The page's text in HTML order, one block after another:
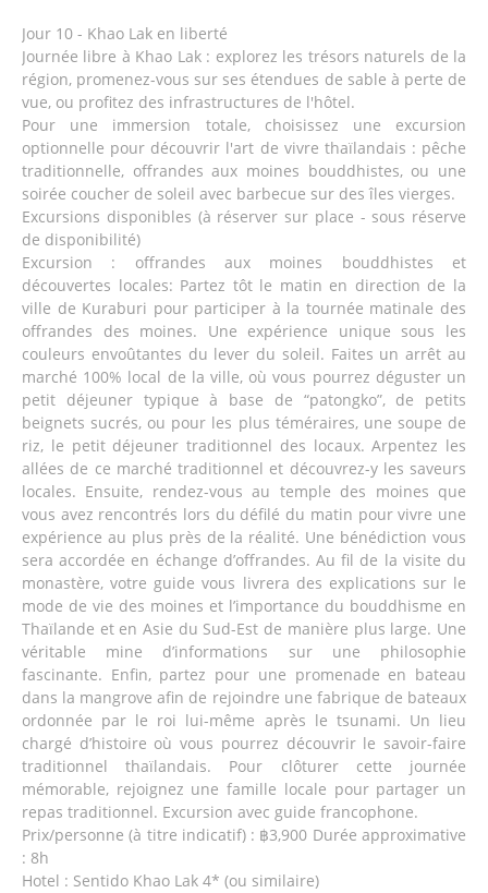
Jour 10 - Khao Lak en liberté
Journée libre à Khao Lak : explorez les trésors naturels de la
région, promenez-vous sur ses étendues de sable à perte de
vue, ou profitez des infrastructures de l'hôtel.
Pour une immersion totale, choisissez une excursion
optionnelle pour découvrir l'art de vivre thaïlandais : pêche
traditionnelle, offrandes aux moines bouddhistes, ou une
soirée coucher de soleil avec barbecue sur des îles vierges.
Excursions disponibles (à réserver sur place - sous réserve
de disponibilité)
Excursion : offrandes aux moines bouddhistes et
découvertes locales: Partez tôt le matin en direction de la
ville de Kuraburi pour participer à la tournée matinale des
offrandes des moines. Une expérience unique sous les
couleurs envoûtantes du lever du soleil. Faites un arrêt au
marché 100% local de la ville, où vous pourrez déguster un
petit déjeuner typique à base de “patongko”, de petits
beignets sucrés, ou pour les plus téméraires, une soupe de
riz, le petit déjeuner traditionnel des locaux. Arpentez les
allées de ce marché traditionnel et découvrez-y les saveurs
locales. Ensuite, rendez-vous au temple des moines que
vous avez rencontrés lors du défilé du matin pour vivre une
expérience au plus près de la réalité. Une bénédiction vous
sera accordée en échange d’offrandes. Au fil de la visite du
monastère, votre guide vous livrera des explications sur le
mode de vie des moines et l’importance du bouddhisme en
Thaïlande et en Asie du Sud-Est de manière plus large. Une
véritable mine d’informations sur une philosophie
fascinante. Enfin, partez pour une promenade en bateau
dans la mangrove afin de rejoindre une fabrique de bateaux
ordonnée par le roi lui-même après le tsunami. Un lieu
chargé d’histoire où vous pourrez découvrir le savoir-faire
traditionnel thaïlandais. Pour clôturer cette journée
mémorable, rejoignez une famille locale pour partager un
repas traditionnel. Excursion avec guide francophone.
Prix/personne (à titre indicatif) : ฿3,900 Durée approximative
: 8h
Hotel : Sentido Khao Lak 4* (ou similaire)